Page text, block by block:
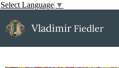
Select Language ▼
Vladimir Fiedler